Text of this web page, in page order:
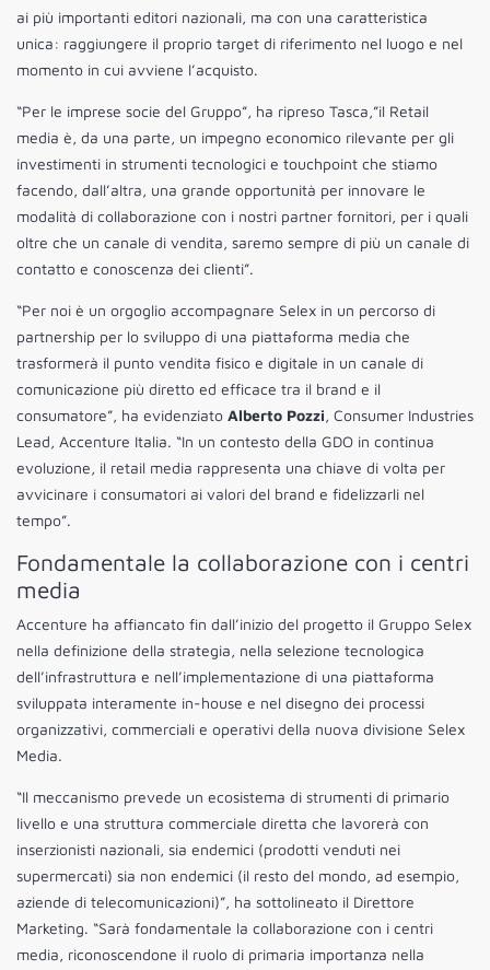
ai più importanti editori nazionali, ma con una caratteristica
unica: raggiungere il proprio target di riferimento nel luogo e nel
momento in cui avviene l’acquisto.
“Per le imprese socie del Gruppo”, ha ripreso Tasca,”il Retail
media è, da una parte, un impegno economico rilevante per gli
investimenti in strumenti tecnologici e touchpoint che stiamo
facendo, dall’altra, una grande opportunità per innovare le
modalità di collaborazione con i nostri partner fornitori, per i quali
oltre che un canale di vendita, saremo sempre di più un canale di
contatto e conoscenza dei clienti”.
“Per noi è un orgoglio accompagnare Selex in un percorso di
partnership per lo sviluppo di una piattaforma media che
trasformerà il punto vendita fisico e digitale in un canale di
comunicazione più diretto ed efficace tra il brand e il
consumatore”, ha evidenziato Alberto Pozzi, Consumer Industries
Lead, Accenture Italia. “In un contesto della GDO in continua
evoluzione, il retail media rappresenta una chiave di volta per
avvicinare i consumatori ai valori del brand e fidelizzarli nel
tempo”.
Fondamentale la collaborazione con i centri
media
Accenture ha affiancato fin dall’inizio del progetto il Gruppo Selex
nella definizione della strategia, nella selezione tecnologica
dell’infrastruttura e nell’implementazione di una piattaforma
sviluppata interamente in-house e nel disegno dei processi
organizzativi, commerciali e operativi della nuova divisione Selex
Media.
“Il meccanismo prevede un ecosistema di strumenti di primario
livello e una struttura commerciale diretta che lavorerà con
inserzionisti nazionali, sia endemici (prodotti venduti nei
supermercati) sia non endemici (il resto del mondo, ad esempio,
aziende di telecomunicazioni)”, ha sottolineato il Direttore
Marketing. “Sarà fondamentale la collaborazione con i centri
media, riconoscendone il ruolo di primaria importanza nella